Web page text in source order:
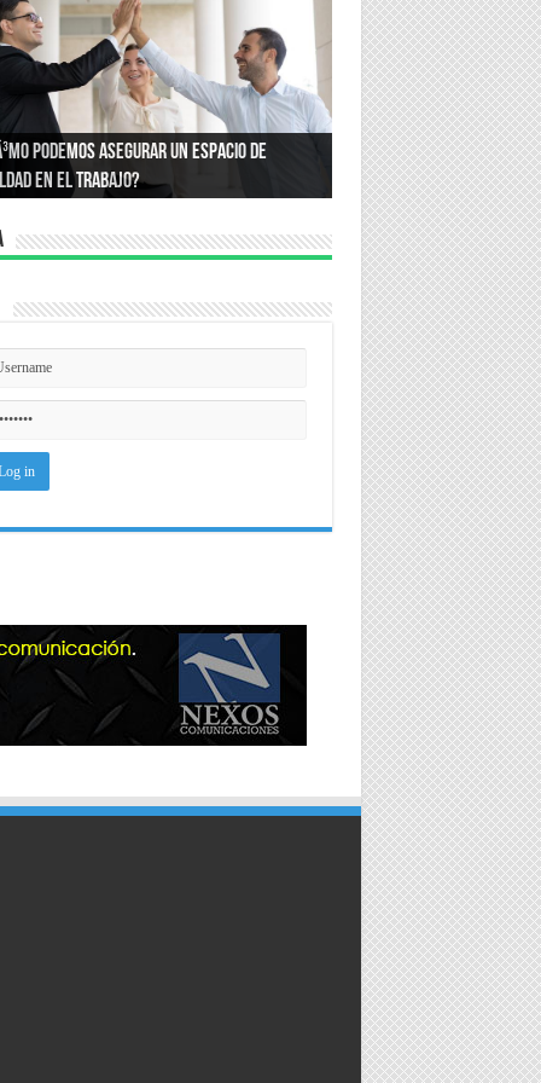
podemos asegurar un espacio de
en el trabajo?
quÃ© compramos lo que compramos?:
la psicologÃ­a que define nuestros